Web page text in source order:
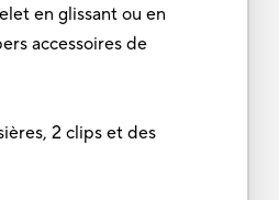
en glissant ou en
accessoires de
2 clips et des